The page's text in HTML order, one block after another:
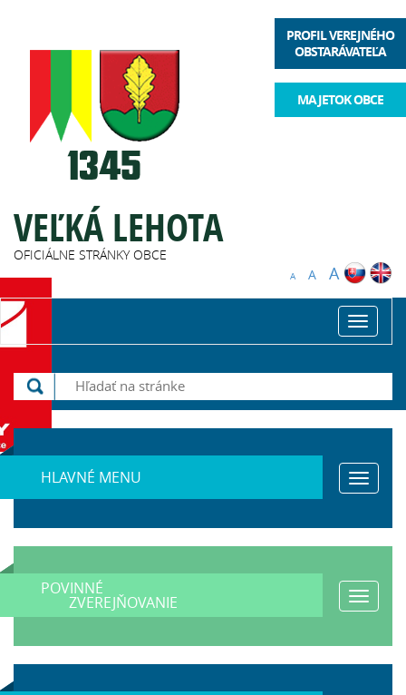
VEĽKÁ LEHOTA
OFICIÁLNE STRÁNKY OBCE
PROFIL VEREJNÉHO
OBSTARÁVATEĽA
MAJETOK OBCE
A A A
Toggle
HLAVNÉ MENU
Toggle
POVINNÉ
ZVEREJŇOVANIE
Toggle